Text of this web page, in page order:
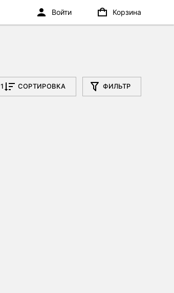
1 СОРТИРОВКА ФИЛЬТР
Войти Корзина